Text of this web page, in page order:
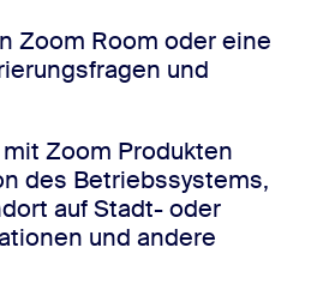
Zoom Room oder eine
und
Zoom Produkten
des Betriebssystems,
auf Stadt- oder
und andere